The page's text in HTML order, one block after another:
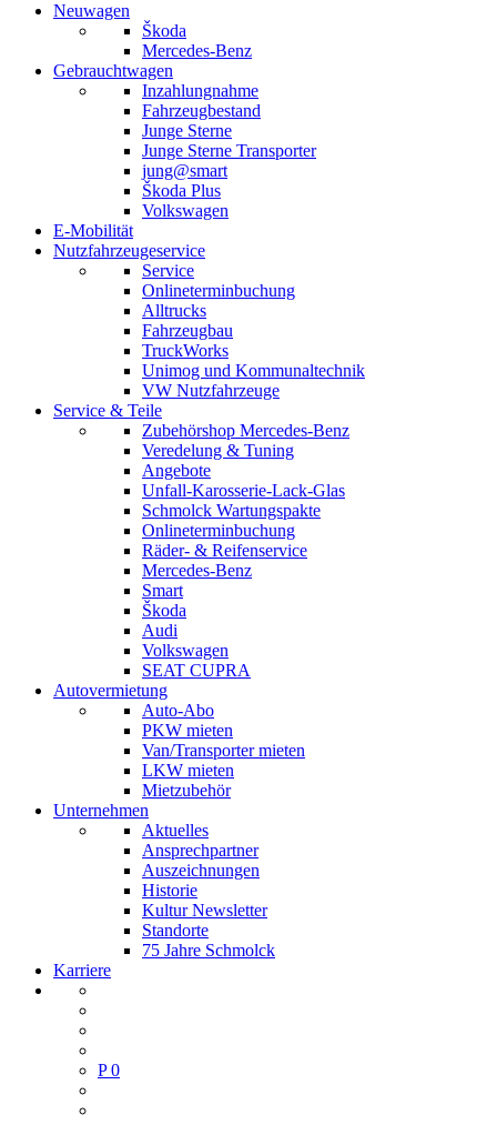
Neuwagen
Škoda
Mercedes-Benz
Gebrauchtwagen
Inzahlungnahme
Fahrzeugbestand
Junge Sterne
Junge Sterne Transporter
jung@smart
Škoda Plus
Volkswagen
E-Mobilität
Nutzfahrzeugeservice
Service
Onlineterminbuchung
Alltrucks
Fahrzeugbau
TruckWorks
Unimog und Kommunaltechnik
VW Nutzfahrzeuge
Service & Teile
Zubehörshop Mercedes-Benz
Veredelung & Tuning
Angebote
Unfall-Karosserie-Lack-Glas
Schmolck Wartungspakte
Onlineterminbuchung
Räder- & Reifenservice
Mercedes-Benz
Smart
Škoda
Audi
Volkswagen
SEAT CUPRA
Autovermietung
Auto-Abo
PKW mieten
Van/Transporter mieten
LKW mieten
Mietzubehör
Unternehmen
Aktuelles
Ansprechpartner
Auszeichnungen
Historie
Kultur Newsletter
Standorte
75 Jahre Schmolck
Karriere
P 0